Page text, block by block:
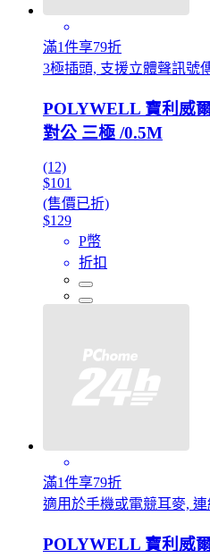
滿1件享79折
3極插頭, 支援立體聲訊號
POLYWELL 寶利威
對公 三極 /0.5M
(12)
$101
(售價已折)
$129
P幣
折扣
滿1件享79折
適用於手機或電競耳麥,
POLYWELL 寶利威